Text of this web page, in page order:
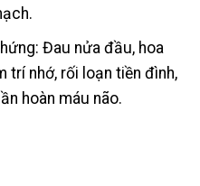
Đau nửa đầu, hoa
trí nhớ, rối loạn tiền đình,
hoàn máu não.